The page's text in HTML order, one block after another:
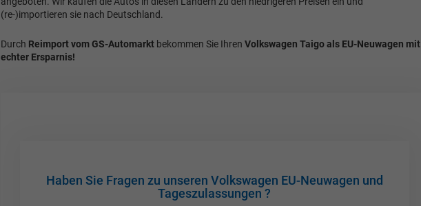
(re-)importieren sie nach Deutschland.
Durch Reimport vom GS-Automarktbekommen Sie Ihren Volkswagen Taigo als EU-Neuwagen mit
echter Ersparnis!
Haben Sie Fragen zu unseren Volkswagen EU-Neuwagen und
Tageszulassungen ?